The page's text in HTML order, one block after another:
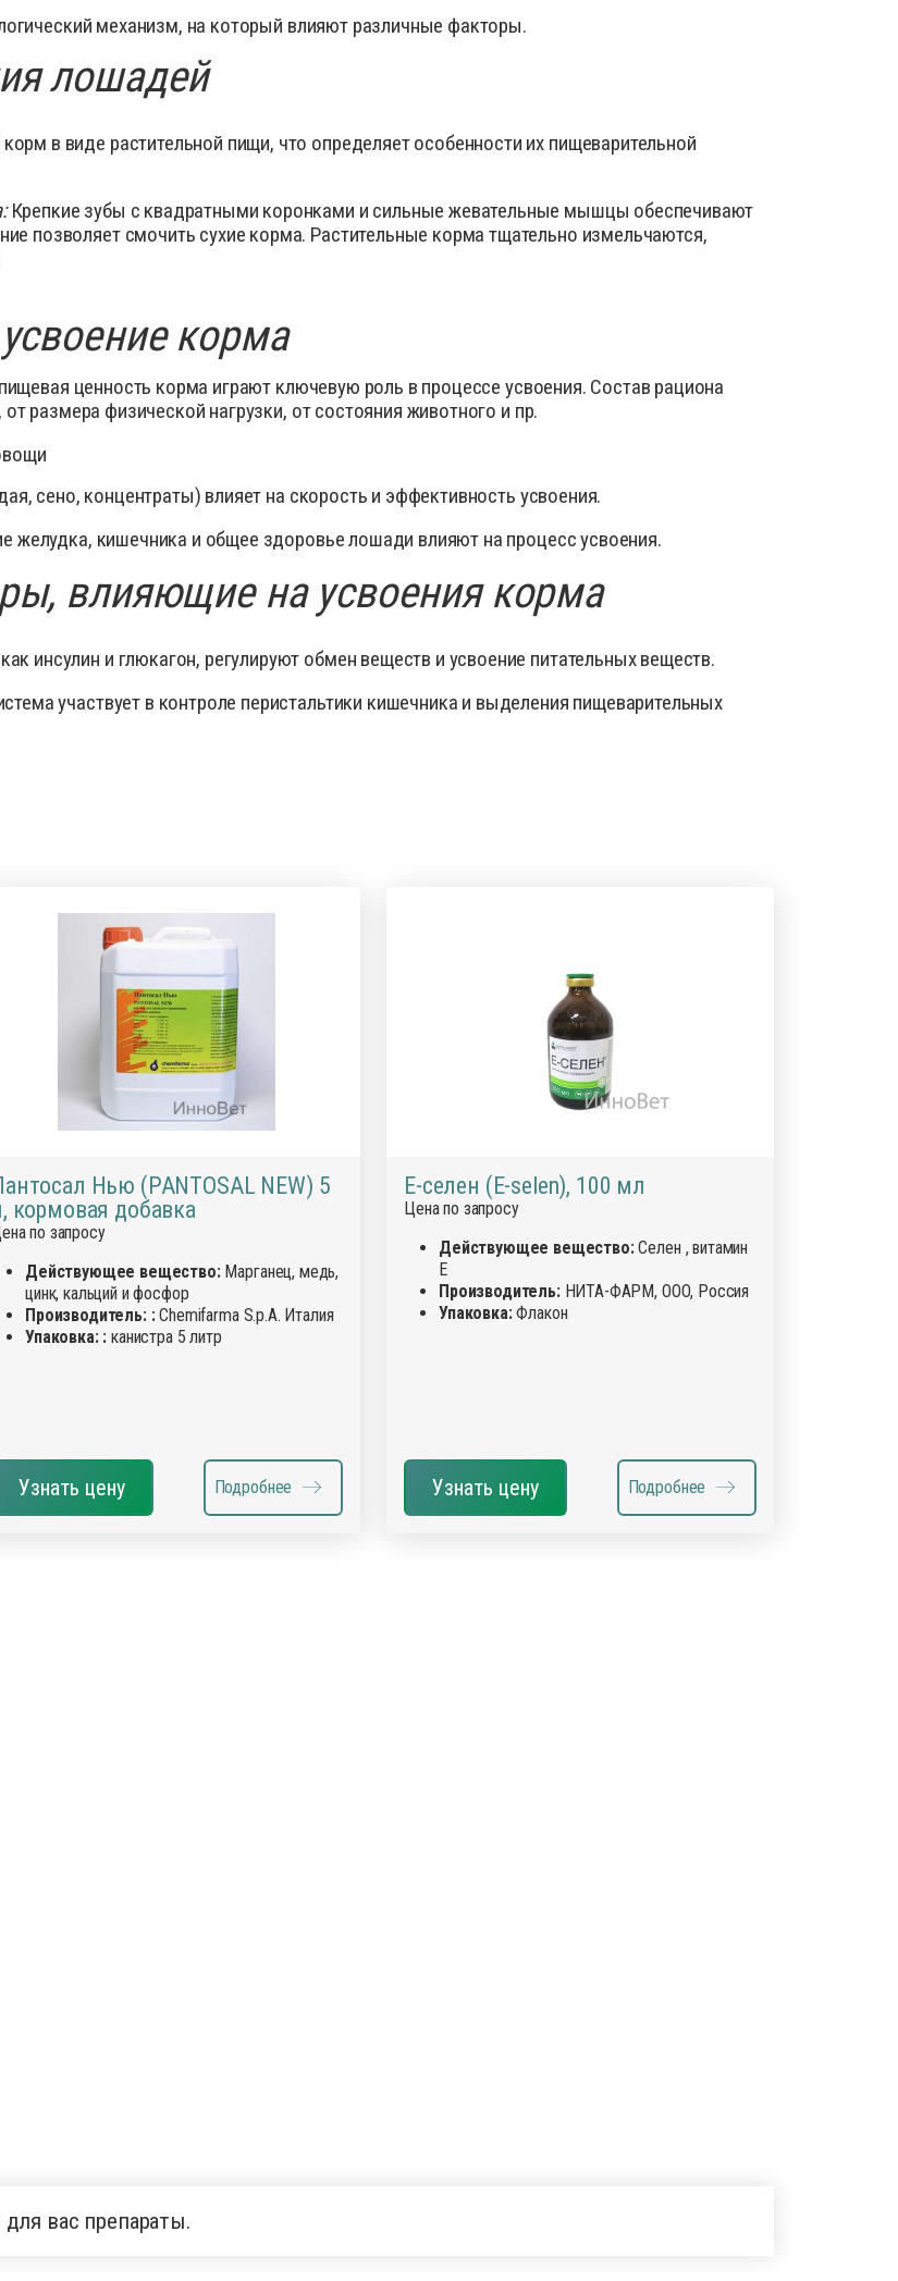
Диагностика
копыт
растворы
Перчатки
мастита, эндометрита
Препараты для наружного применения: присыпки, мази,
спреи
Товары для искусственного осеменения
снотворные препаратыдля животных Уход за шкурой животных
механизм, на который влияют различные факторы.
лошадей
в виде растительной пищи, что определяет особенности их пищеварительной
Крепкие зубы с квадратными коронками и сильные жевательные мышцы обеспечивают
позволяет смочить сухие корма. Растительные корма тщательно измельчаются,
корма
ценность корма играют ключевую роль в процессе усвоения. Состав рациона
размера физической нагрузки, от состояния животного и пр.
сено, концентраты) влияет на скорость и эффективность усвоения.
желудка, кишечника и общее здоровье лошади влияют на процесс усвоения.
влияющие на усвоения корма
инсулин и глюкагон, регулируют обмен веществ и усвоение питательных веществ.
участвует в контроле перистальтики кишечника и выделения пищеварительных
Нью (PANTOSAL NEW) 5
кормовая добавка
по запросу
Действующее вещество:Марганец, медь,
цинк, кальций и фосфор
Производитель: :Chemifarma S.p.A. Италия
Упаковка: : канистра 5 литр
Узнать цену Подробнее
Е-селен (E-selen), 100 мл
Цена по запросу
Действующее вещество:Селен , витамин
Е
Производитель:НИТА-ФАРМ, ООО, Россия
Упаковка:Флакон
Узнать цену Подробнее
вас препараты.